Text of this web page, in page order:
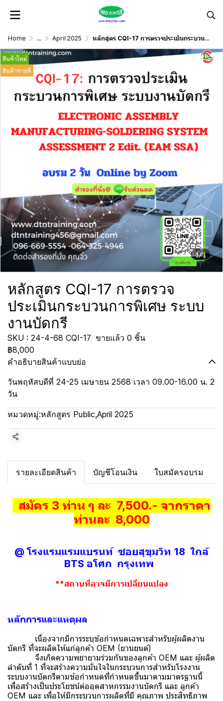
Home ... April 2025 หลักสูตร CQI-17 การตรวจประเมินกระบวนการพิเศษ ระบบงานบัดกรี
1/1
สินค้าใหม่
สินค้าขายดี
หลักสูตร CQI-17 การตรวจ
ประเมินกระบวนการพิเศษ ระบบ
งานบัดกรี
SKU : 24-4-68 CQI-17 ขายแล้ว 0 ชิ้น
฿8,000
คำอธิบายสินค้าแบบย่อ
วันพฤหัสบดีที่ 24-25 เมษายน 2568 เวลา 09.00-16.00 น. 2
วัน
หมวดหมู่:หลักสูตร Public,April 2025
แชร์
รายละเอียดสินค้า บัญชีโอนเงิน ใบสมัครอบรม
สมัคร 3 ท่าน ๆ ละ 7,500.- จากราคา
ท่านละ 8,000
@ โรงแรมแรมแบรนท์ ซอยสุขุมวิท 18 ใกล้
BTS อโศก กรุงเทพ
**สถานที่อาจมีการเปลี่ยนแปลง
หลักการและแหตุผล
เนื่องจากมีการระบุข้อกำหนดเฉพาะสำหรับผู้ผลิตงาน
บัดกรี ที่จะผลิตให้แก่ลูกค้า OEM (ยานยนต์)
จึงเกิดความพยายามร่วมกันของลูกค้า OEM และ ผู้ผลิต
ลำดับที่ 1 ที่จะสร้างความมั่นใจในกระบวนการสำหรับโรงงาน
ระบบงานบัดกรีตามข้อกำหนดที่กำหนดขึ้นมาตามมาตรฐานนี้
เพื่อสร้างเป็นประโยชน์ต่ออุตสาหกรรมงานบัดกรี และ ลูกค้า
OEM และ เพื่อให้มีกระบวนการผลิตที่มี คุณภาพ ประสิทธิภาพ